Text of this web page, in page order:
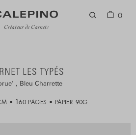
Créateur de Carnets
0
LES TYPÉS
Bleu Charrette
160 PAGES PAPIER 90G